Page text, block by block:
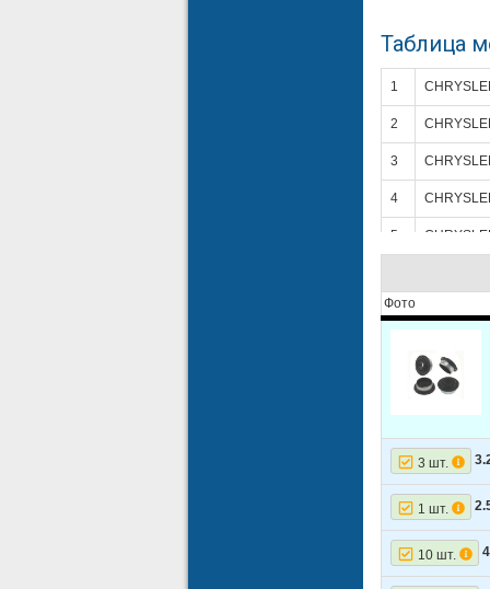
Таблица
1
2
3
4
5
7
CHRYSLER
11
12 CHRYSLER
13
14 CHRYSLER
Фото
3 шт.
1 шт.
10 шт.